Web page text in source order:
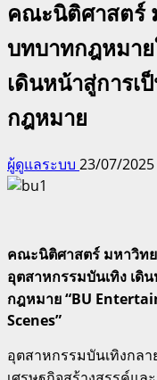
คณะนิติศาสตร์
บทบาทกฎหมา
เดินหน้าสู่การเ
กฎหมาย
ผู้ดูแลระบบ 23/07/2025
คณะนิติศาสตร์ มหาวิท
อุตสาหกรรมบันเทิง เดิ
กฎหมาย “BU
Scenes”
อุตสาหกรรมบันเทิงกล